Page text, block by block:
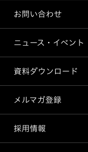
お問い合わせ
ニュース・イベント
資料ダウンロード
メルマガ登録
採用情報